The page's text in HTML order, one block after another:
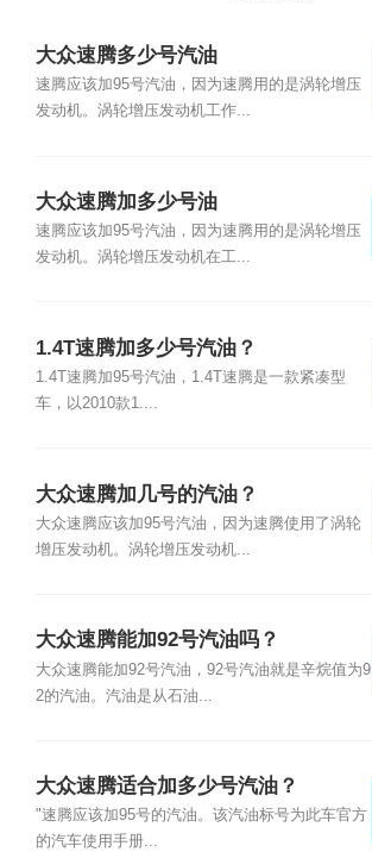
大众速腾多少号汽油
速腾应该加95号汽油，因为速腾用的是涡轮增压
发动机。涡轮增压发动机工作...
大众速腾加多少号油
速腾应该加95号汽油，因为速腾用的是涡轮增压
发动机。涡轮增压发动机在工...
1.4T速腾加多少号汽油？
1.4T速腾加95号汽油，1.4T速腾是一款紧凑型
车，以2010款1....
大众速腾加几号的汽油？
大众速腾应该加95号汽油，因为速腾使用了涡轮
增压发动机。涡轮增压发动机...
大众速腾能加92号汽油吗？
大众速腾能加92号汽油，92号汽油就是辛烷值为9
2的汽油。汽油是从石油...
大众速腾适合加多少号汽油？
"速腾应该加95号的汽油。该汽油标号为此车官方
的汽车使用手册...